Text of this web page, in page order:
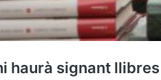
haurà signant